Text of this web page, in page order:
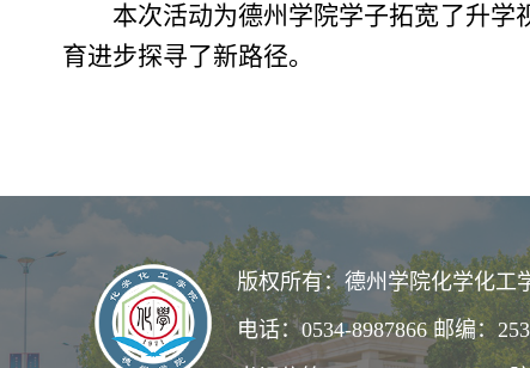
本次活动为德州学院学子拓宽了升
育进步探寻了新路径。
版权所有：德州学院化学化工
电话：0534-8987866 邮编：